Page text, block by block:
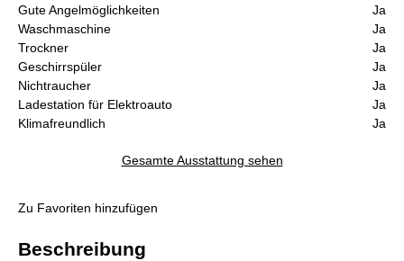
Gute Angelmöglichkeiten
Ja
Waschmaschine
Ja
Trockner
Ja
Geschirrspüler
Ja
Nichtraucher
Ja
Ladestation für Elektroauto
Ja
Klimafreundlich
Ja
Gesamte Ausstattung sehen
Zu Favoriten hinzufügen
Beschreibung